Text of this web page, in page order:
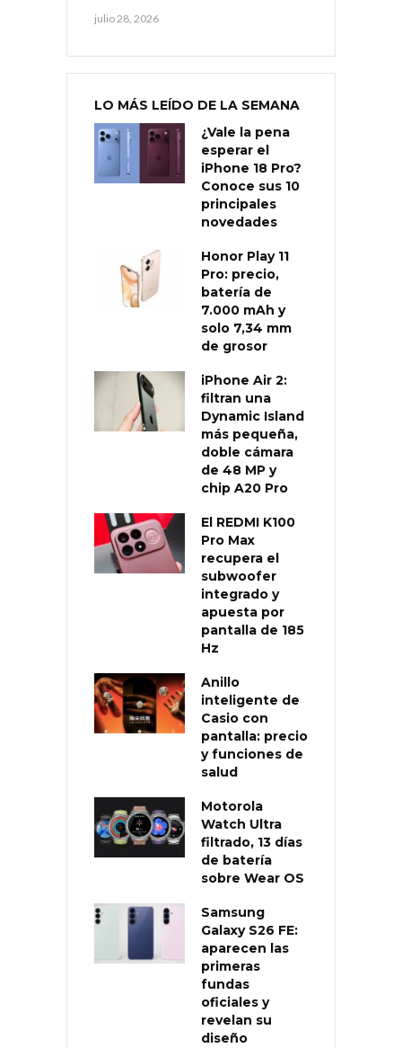
julio 28, 2026
LO MÁS LEÍDO DE LA SEMANA
¿Vale la pena
esperar el
iPhone 18 Pro?
Conoce sus 10
principales
novedades
Honor Play 11
Pro: precio,
batería de
7.000 mAh y
solo 7,34 mm
de grosor
iPhone Air 2:
filtran una
Dynamic Island
más pequeña,
doble cámara
de 48 MP y
chip A20 Pro
El REDMI K100
Pro Max
recupera el
subwoofer
integrado y
apuesta por
pantalla de 185
Hz
Anillo
inteligente de
Casio con
pantalla: precio
y funciones de
salud
Motorola
Watch Ultra
filtrado, 13 días
de batería
sobre Wear OS
Samsung
Galaxy S26 FE:
aparecen las
primeras
fundas
oficiales y
revelan su
diseño